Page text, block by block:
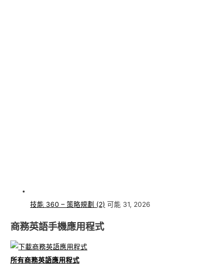
技能 360 – 策略規劃 (2) 可能 31, 2026
商務英語手機應用程式
所有商務英語應用程式